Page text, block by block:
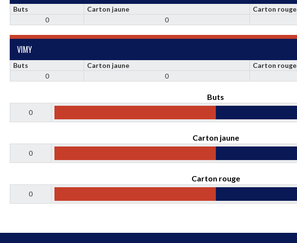
Buts Carton jaune
Carton rouge
0
0
VIMY
Buts Carton jaune
Carton rouge
0
0
Buts
0
Carton jaune
0
Carton rouge
0